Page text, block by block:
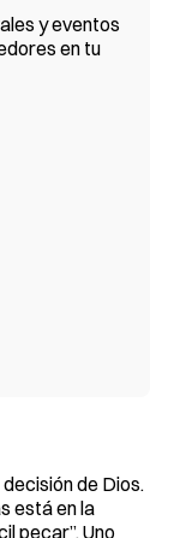
y eventos
en tu
de Dios.
está en la
pecar”. Uno